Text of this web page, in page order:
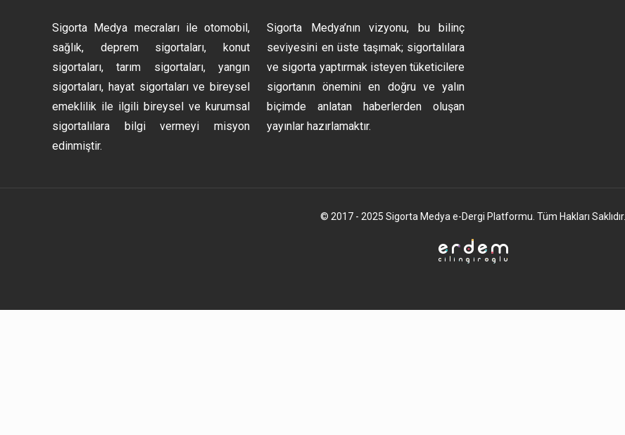
Sigorta Medya mecraları ile otomobil,
sağlık, deprem sigortaları, konut
sigortaları, tarım sigortaları, yangın
sigortaları, hayat sigortaları ve bireysel
emeklilik ile ilgili bireysel ve kurumsal
sigortalılara bilgi vermeyi misyon
edinmiştir.
Sigorta Medya’nın vizyonu, bu bilinç
seviyesini en üste taşımak; sigortalılara
ve sigorta yaptırmak isteyen tüketicilere
sigortanın önemini en doğru ve yalın
biçimde anlatan haberlerden oluşan
yayınlar hazırlamaktır.
© 2017 - 2025 Sigorta Medya e-Dergi Platformu. Tüm Hakları Saklıdır.